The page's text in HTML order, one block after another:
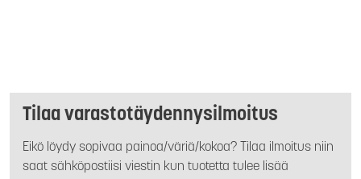
Tilaa varastotäydennysilmoitus
Eikö löydy sopivaa painoa/väriä/kokoa? Tilaa ilmoitus niin
saat sähköpostiisi viestin kun tuotetta tulee lisää